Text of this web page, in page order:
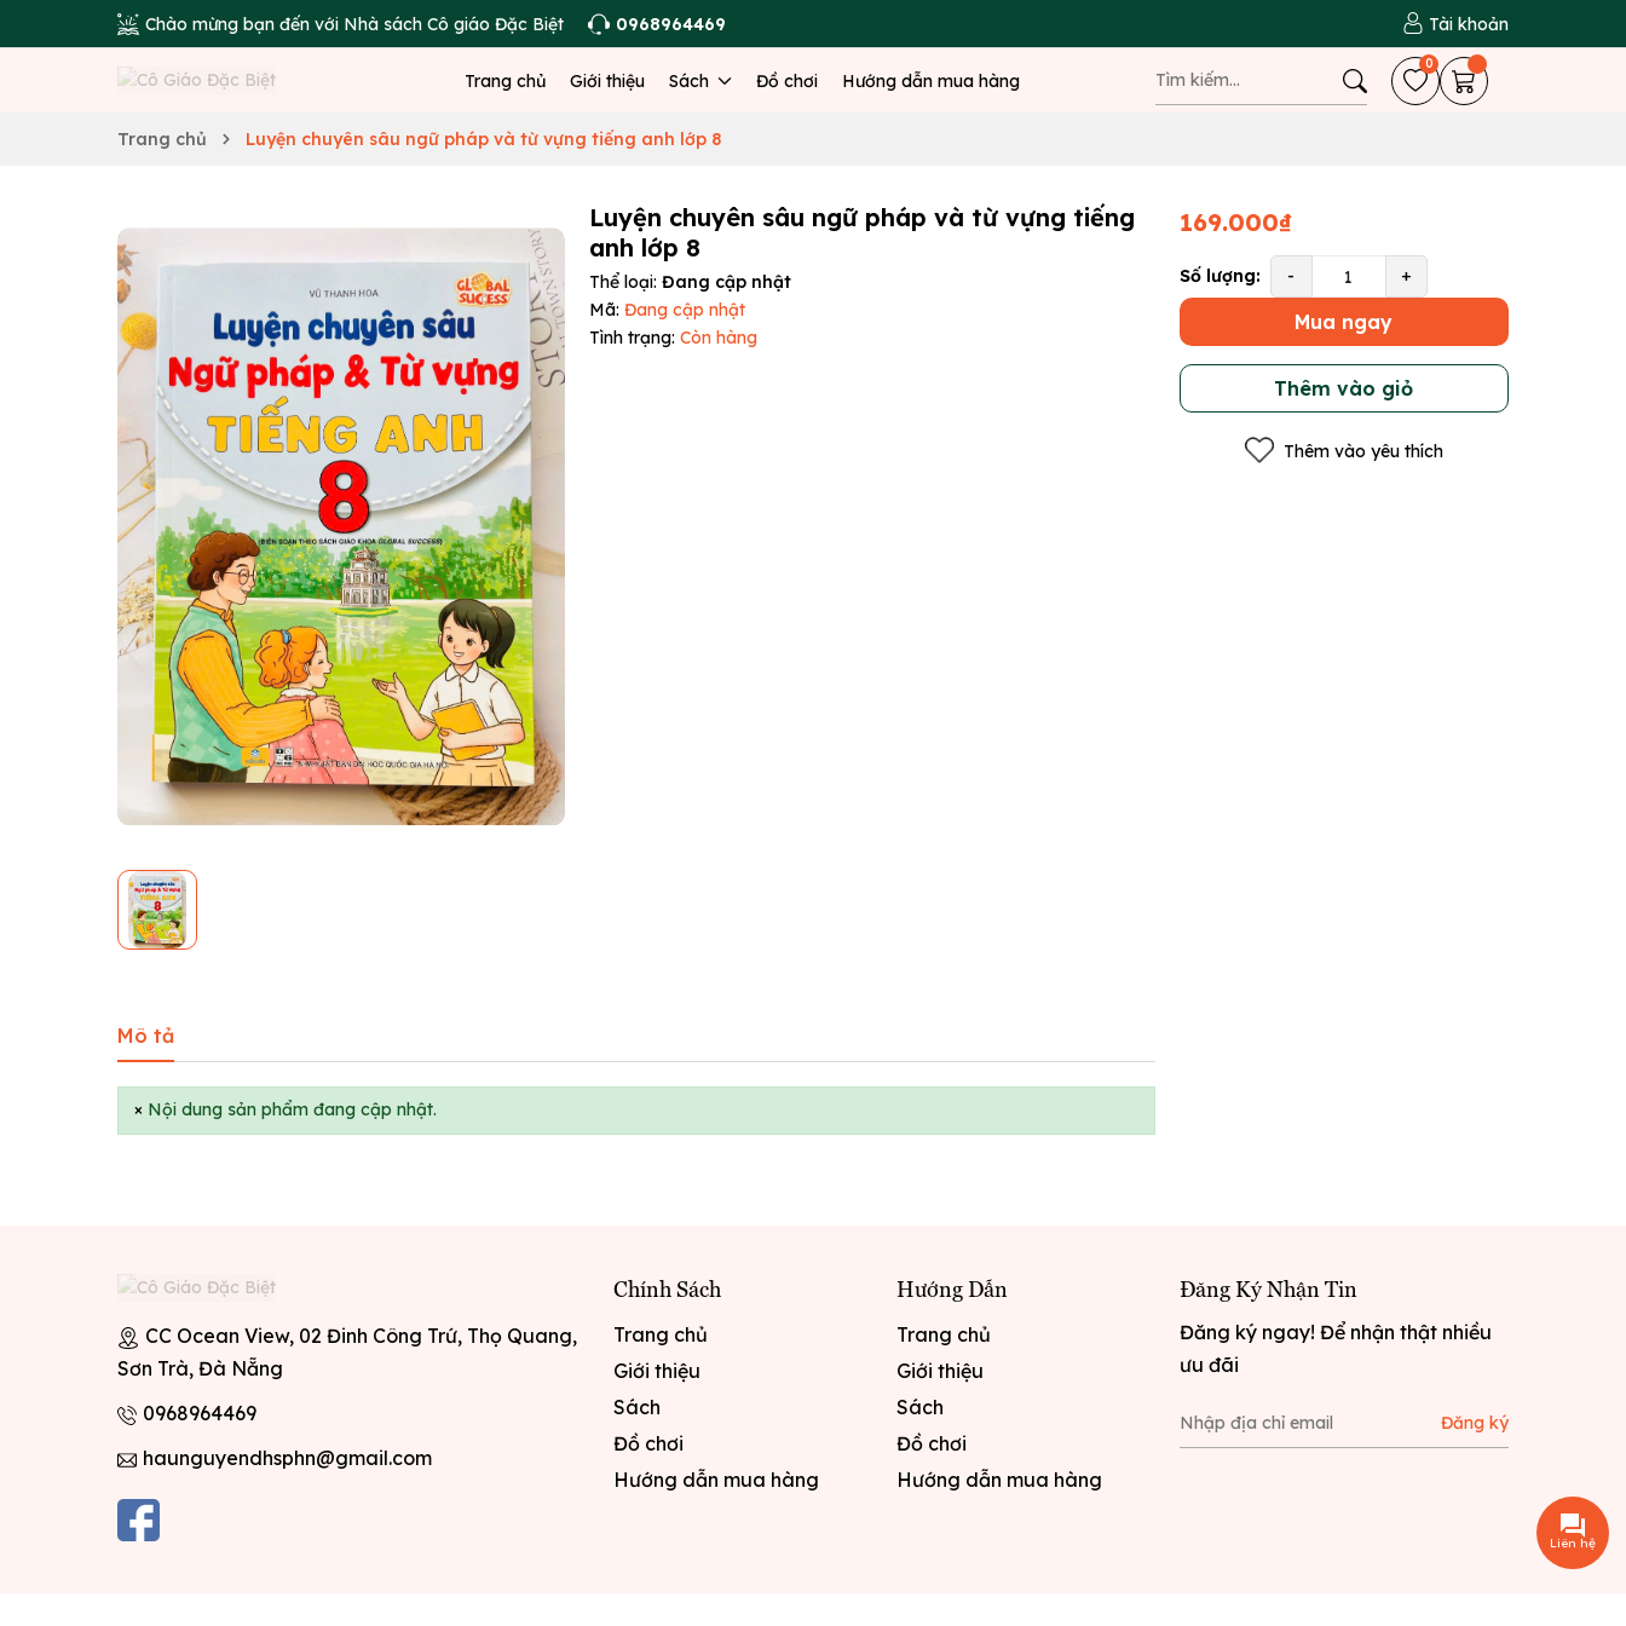
Chào mừng bạn đến với Nhà sách Cô giáo Đặc Biệt 0968964469 Tài khoản
Trang chủ Giới thiệu Sách Đồ chơi Hướng dẫn mua hàng
0
Trang chủ Luyện chuyên sâu ngữ pháp và từ vựng tiếng anh lớp 8
Luyện chuyên sâu ngữ pháp và từ vựng tiếng
anh lớp 8
Thể loại: Đang cập nhật
Mã: Đang cập nhật
Tình trạng: Còn hàng
169.000₫
Số lượng: - +
Mua ngay
Thêm vào giỏ
Thêm vào yêu thích
Mô tả
× Nội dung sản phẩm đang cập nhật.
CC Ocean View, 02 Đinh Công Trứ, Thọ Quang,
Sơn Trà, Đà Nẵng
0968964469
haunguyendhsphn@gmail.com
Chính Sách
Trang chủ
Giới thiệu
Sách
Đồ chơi
Hướng dẫn mua hàng
Hướng Dẫn
Trang chủ
Giới thiệu
Sách
Đồ chơi
Hướng dẫn mua hàng
Đăng Ký Nhận Tin
Đăng ký ngay! Để nhận thật nhiều
ưu đãi
Đăng ký
Liên hệ